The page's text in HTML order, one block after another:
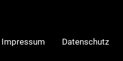
Impressum Datenschutz